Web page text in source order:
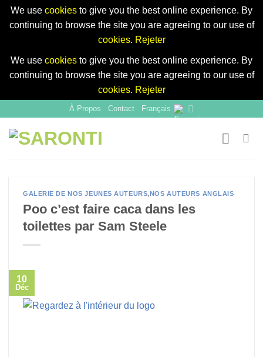
We use cookies to give you the best online experience. By
continuing to browse the site you are agreeing to our use of
cookies. Rejeter
We use cookies to give you the best online experience. By
continuing to browse the site you are agreeing to our use of
cookies. Rejeter
content
À Propos Contact Français
GALERIE DE NOS JEUNES AUTEURS,NOS AUTEURS ANGLAIS
Poo c’est faire caca dans les
toilettes par Sam Steele
10
Déc